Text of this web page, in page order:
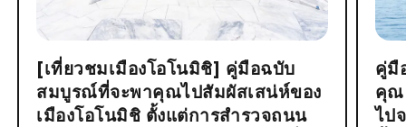
[เที่ยวชมเมืองโอโนมิชิ] คู่มือฉบับ
สมบูรณ์ที่จะพาคุณไปสัมผัสเสน่ห์ของ
เมืองโอโนมิชิ ตั้งแต่การสำรวจถนน
คู่มื
คุณ
ไป